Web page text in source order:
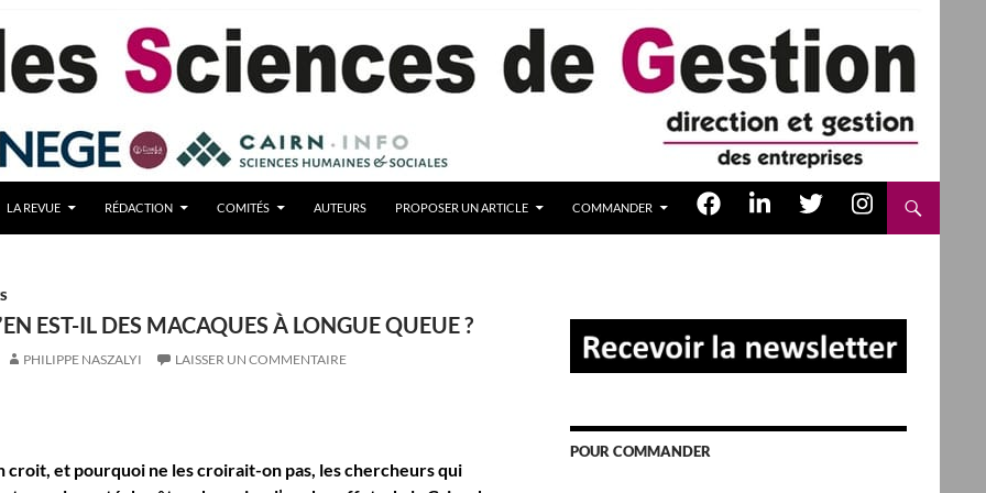
LA REVUE RÉDACTION COMITÉS AUTEURS PROPOSER UN ARTICLE COMMANDER
EST-IL DES MACAQUES À LONGUE QUEUE ?
PHILIPPE NASZALYI LAISSER UN COMMENTAIRE
croit, et pourquoi ne les croirait-on pas, les chercheurs qui
POUR COMMANDER